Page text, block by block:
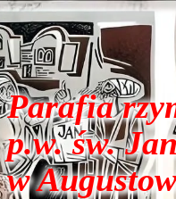
Parafia
p.w. św.
w